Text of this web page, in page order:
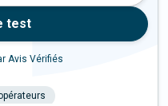
test
Avis Vérifiés